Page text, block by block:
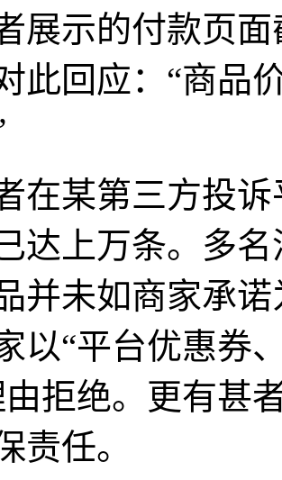
展示的付款页
此回应：“商品
某第三方投诉
达上万条。多
并未如商家承
以“平台优惠券
由拒绝。更有甚
责任。